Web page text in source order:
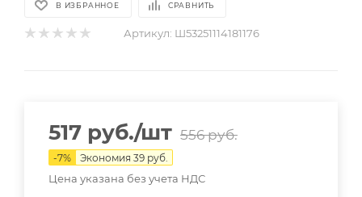
В ИЗБРАННОЕ СРАВНИТЬ
Артикул: Ш53251114181176
517 руб./шт 556руб.
-7% Экономия 39 руб.
Цена указана без учета НДС